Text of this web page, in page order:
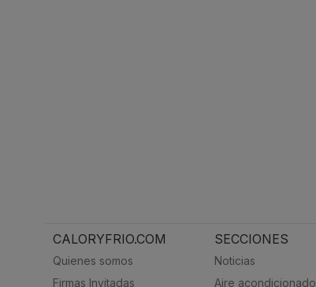
CALORYFRIO.COM
Quienes somos
Firmas Invitadas
SECCIONES
Noticias
Aire acondicionado